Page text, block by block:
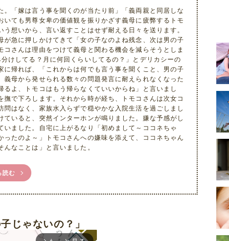
「嫁は言う事を聞くのが当たり前」「義両親と同居しな
ても男尊女卑の価値観を振りかざす義母に疲弊するトモ
想いから、言い返すことはせず耐える日々を送ります。
急に押しかけてきて「女の子なのよね残念、次は男の子
さんは理由をつけて義母と関わる機会を減らそうとしま
けしてる？月に何回くらいしてるの？」とデリカシーの
帰れば、「これからは何でも言う事を聞くこと、男の子
母から発せられる数々の問題発言に耐えられなくなった
よ、トモコはもう帰らなくていいからね」と言いまし
で下ろします。それから時が経ち、トモコさんは次女コ
はなく、家族水入らずで穏やかな入院生活を過ごしまし
いると、突然インターホンが鳴りました。嫌な予感がし
ました。自宅に上がるなり「初めまして～ココネちゃ
たのよ～」トモコさんへの嫌味を添えて、ココネちゃん
なことは」と言いました。
読む
じゃないの？」